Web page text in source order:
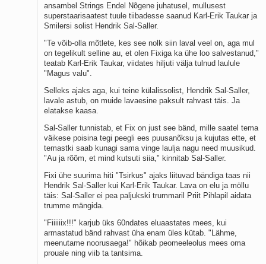
ansambel Strings Endel Nõgene juhatusel, mullusest
superstaarisaatest tuule tiibadesse saanud Karl-Erik Taukar ja
Smilersi solist Hendrik Sal-Saller.
"Te võib-olla mõtlete, kes see nolk siin laval veel on, aga mul
on tegelikult selline au, et olen Fixiga ka ühe loo salvestanud,"
teatab Karl-Erik Taukar, viidates hiljuti välja tulnud laulule
"Magus valu".
Selleks ajaks aga, kui teine külalissolist, Hendrik Sal-Saller,
lavale astub, on muide lavaesine paksult rahvast täis. Ja
elatakse kaasa.
Sal-Saller tunnistab, et Fix on just see bänd, mille saatel tema
väikese poisina tegi peegli ees puusanõksu ja kujutas ette, et
temastki saab kunagi sama vinge laulja nagu need muusikud.
"Au ja rõõm, et mind kutsuti siia," kinnitab Sal-Saller.
Fixi ühe suurima hiti "Tsirkus" ajaks liituvad bändiga taas nii
Hendrik Sal-Saller kui Karl-Erik Taukar. Lava on elu ja möllu
täis: Sal-Saller ei pea paljukski trummaril Priit Pihlapil aidata
trumme mängida.
"Fiiiiiix!!!" karjub üks 60ndates eluaastates mees, kui
armastatud bänd rahvast üha enam üles kütab. "Lähme,
meenutame noorusaega!" hõikab peomeeleolus mees oma
prouale ning viib ta tantsima.